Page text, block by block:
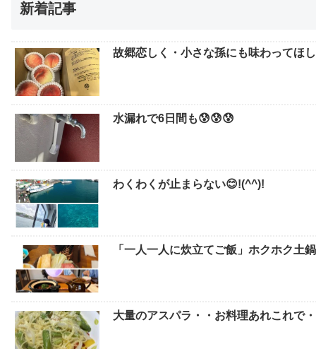
新着記事
故郷恋しく・小さな孫にも味わってほ
水漏れで6日間も😰😰😰
わくわくが止まらない😊!(^^)!
「一人一人に炊立てご飯」ホクホク土
大量のアスパラ・・お料理あれこれで